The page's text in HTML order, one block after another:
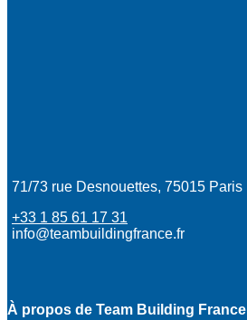
71/73 rue Desnouettes, 75015 Paris
+33 1 85 61 17 31
info@teambuildingfrance.fr
À propos de Team Building France